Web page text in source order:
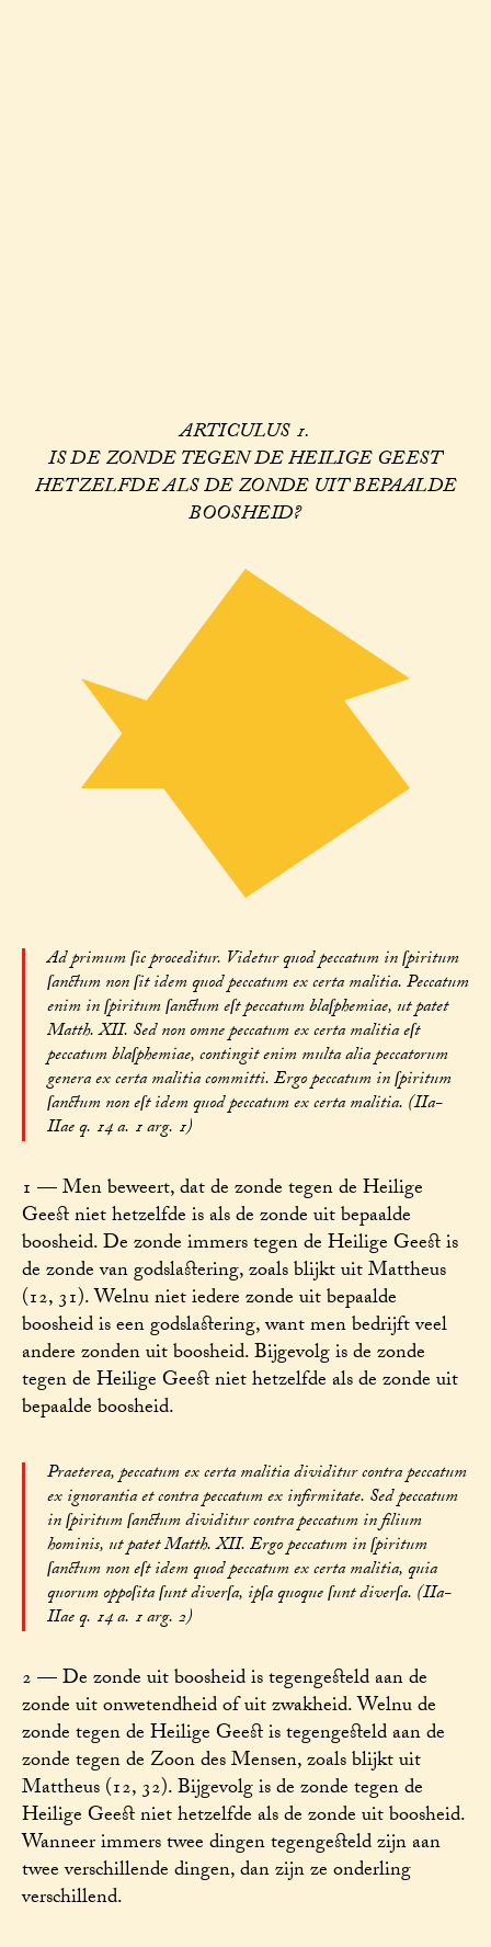
ARTICULUS 1.
IS DE ZONDE TEGEN DE HEILIGE GEEST
HETZELFDE ALS DE ZONDE UIT BEPAALDE
BOOSHEID?
Ad primum ſic proceditur. Videtur quod peccatum in ſpiritum
ſanctum non ſit idem quod peccatum ex certa malitia. Peccatum
enim in ſpiritum ſanctum eſt peccatum blaſphemiae, ut patet
Matth. XII. Sed non omne peccatum ex certa malitia eſt
peccatum blaſphemiae, contingit enim multa alia peccatorum
genera ex certa malitia committi. Ergo peccatum in ſpiritum
ſanctum non eſt idem quod peccatum ex certa malitia. (IIa-
IIae q. 14 a. 1 arg. 1)
1 — Men beweert, dat de zonde tegen de Heilige
Geest niet hetzelfde is als de zonde uit bepaalde
boosheid. De zonde immers tegen de Heilige Geest is
de zonde van godslastering, zoals blijkt uit Mattheus
(12, 31). Welnu niet iedere zonde uit bepaalde
boosheid is een godslastering, want men bedrijft veel
andere zonden uit boosheid. Bijgevolg is de zonde
tegen de Heilige Geest niet hetzelfde als de zonde uit
bepaalde boosheid.
Praeterea, peccatum ex certa malitia dividitur contra peccatum
ex ignorantia et contra peccatum ex infirmitate. Sed peccatum
in ſpiritum ſanctum dividitur contra peccatum in filium
hominis, ut patet Matth. XII. Ergo peccatum in ſpiritum
ſanctum non eſt idem quod peccatum ex certa malitia, quia
quorum oppoſita ſunt diverſa, ipſa quoque ſunt diverſa. (IIa-
IIae q. 14 a. 1 arg. 2)
2 — De zonde uit boosheid is tegengesteld aan de
zonde uit onwetendheid of uit zwakheid. Welnu de
zonde tegen de Heilige Geest is tegengesteld aan de
zonde tegen de Zoon des Mensen, zoals blijkt uit
Mattheus (12, 32). Bijgevolg is de zonde tegen de
Heilige Geest niet hetzelfde als de zonde uit boosheid.
Wanneer immers twee dingen tegengesteld zijn aan
twee verschillende dingen, dan zijn ze onderling
verschillend.